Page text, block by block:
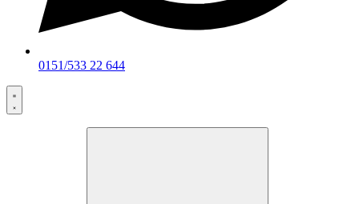
0151/533 22 644